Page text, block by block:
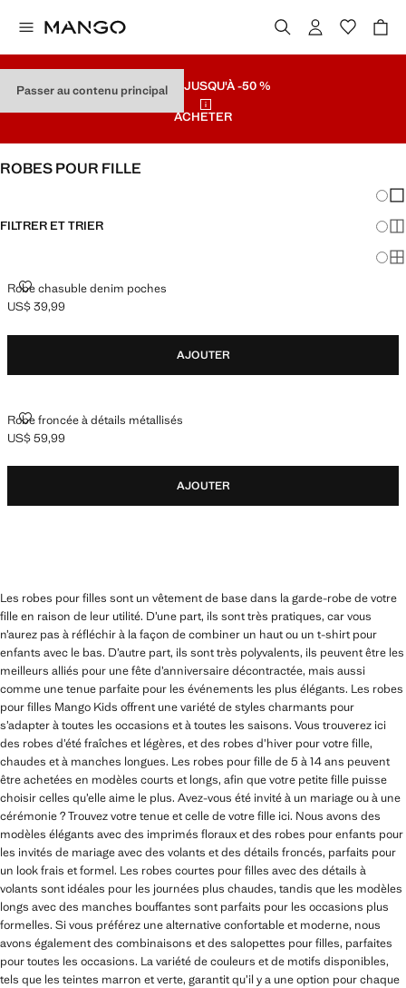
Passer au contenu principal
SOLDES JUSQU'À -50 %
ACHETER
ROBES POUR FILLE
FILTRER ET TRIER
Robe chasuble denim poches
ROBE CHASUBLE DENIM POCHES
Prix actuel [US$ 39,99 ]
US$ 39,99
AJOUTER
Robe froncée à détails métallisés
ROBE FRONCÉE À DÉTAILS MÉTALLISÉS
Prix actuel [US$ 59,99 ]
US$ 59,99
AJOUTER
Les robes pour filles sont un vêtement de base dans la garde-robe de votre
fille en raison de leur utilité. D’une part, ils sont très pratiques, car vous
n’aurez pas à réfléchir à la façon de combiner un haut ou un t-shirt pour
enfants avec le bas. D’autre part, ils sont très polyvalents, ils peuvent être les
meilleurs alliés pour une fête d’anniversaire décontractée, mais aussi
comme une tenue parfaite pour les événements les plus élégants. Les robes
pour filles Mango Kids offrent une variété de styles charmants pour
s’adapter à toutes les occasions et à toutes les saisons. Vous trouverez ici
des robes d’été fraîches et légères, et des robes d’hiver pour votre fille,
chaudes et à manches longues. Les robes pour fille de 5 à 14 ans peuvent
être achetées en modèles courts et longs, afin que votre petite fille puisse
choisir celles qu’elle aime le plus. Avez-vous été invité à un mariage ou à une
cérémonie ? Trouvez votre tenue et celle de votre fille ici. Nous avons des
modèles élégants avec des imprimés floraux et des robes pour enfants pour
les invités de mariage avec des volants et des détails froncés, parfaits pour
un look frais et formel. Les robes courtes pour filles avec des détails à
volants sont idéales pour les journées plus chaudes, tandis que les modèles
longs avec des manches bouffantes sont parfaits pour les occasions plus
formelles. Si vous préférez une alternative confortable et moderne, nous
avons également des combinaisons et des salopettes pour filles, parfaites
pour toutes les occasions. La variété de couleurs et de motifs disponibles,
tels que les teintes marron et verte, garantit qu’il y a une option pour chaque